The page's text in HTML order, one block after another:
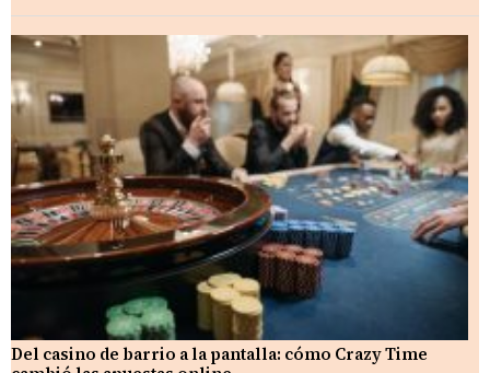
Del casino de barrio a la pantalla: cómo Crazy Time